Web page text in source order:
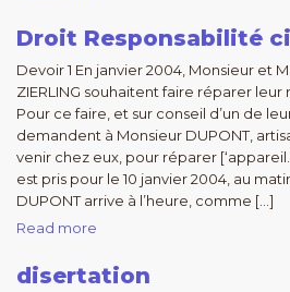
Droit Responsabilité
Devoir 1 En janvier 2004, Monsieur et
ZIERLING souhaitent faire réparer leur
Pour ce faire, et sur conseil d’un de
demandent à Monsieur DUPONT,
venir chez eux, pour réparer
est pris pour le 10 janvier 2004, au
DUPONT arrive à l’heure, comme […]
Read more
disertation